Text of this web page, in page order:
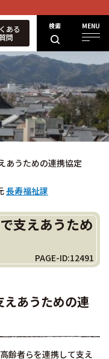
検索 MENU
ある
問
あうための連携協定
長寿福祉課
支えあうため
PAGE-ID:12491
あうための連
齢者らを連携して支え